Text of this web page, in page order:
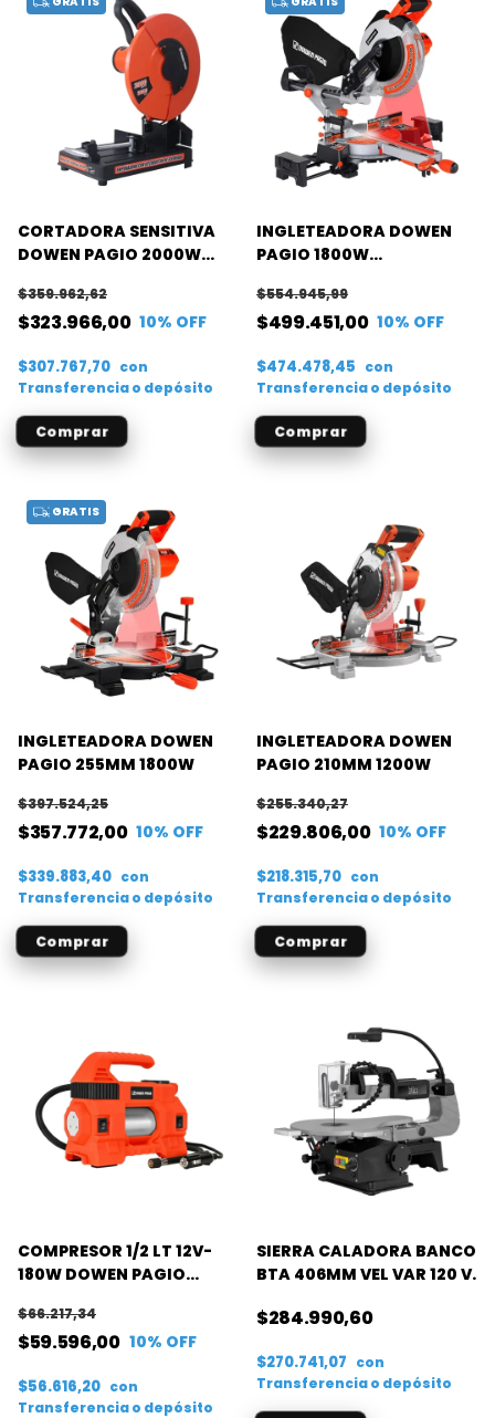
CORTADORA SENSITIVA
DOWEN PAGIO 2000W
$323.966,00
$359.962,62
10% OFF
$307.767,70 con
Transferencia o depósito
INGLETEADORA DOWEN
PAGIO 1800W
$499.451,00
$554.945,99
10% OFF
$474.478,45 con
Transferencia o depósito
GRATIS
INGLETEADORA DOWEN
PAGIO 255MM 1800W
$357.772,00
$397.524,25
10% OFF
$339.883,40 con
Transferencia o depósito
INGLETEADORA DOWEN
PAGIO 210MM 1200W
$229.806,00
$255.340,27
10% OFF
$218.315,70 con
Transferencia o depósito
COMPRESOR 1/2 LT 12V-
180W DOWEN PAGIO
$59.596,00
$66.217,34
10% OFF
$56.616,20 con
Transferencia o depósito
SIERRA CALADORA BANCO
BTA 406MM VEL VAR 120 V.
$284.990,60
$270.741,07 con
Transferencia o depósito